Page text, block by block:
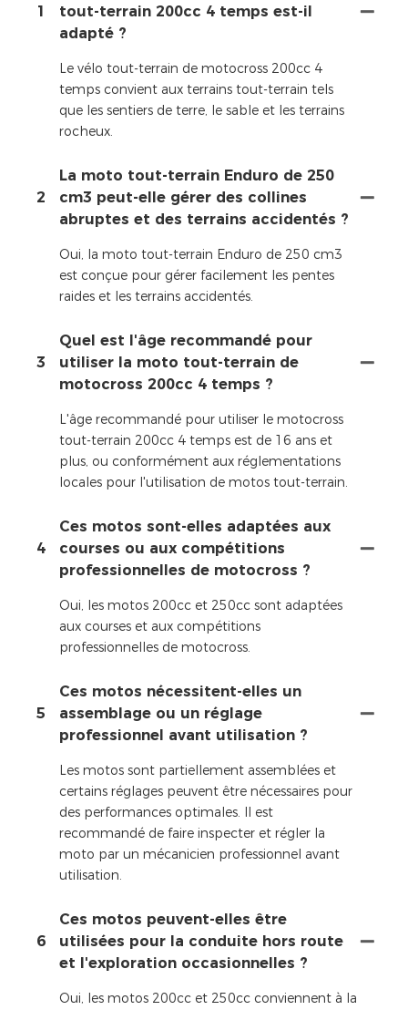
1
tout-terrain 200cc 4 temps est-il
adapté ?
Le vélo tout-terrain de motocross 200cc 4
temps convient aux terrains tout-terrain tels
que les sentiers de terre, le sable et les terrains
rocheux.
2
La moto tout-terrain Enduro de 250
cm3 peut-elle gérer des collines
abruptes et des terrains accidentés ?
Oui, la moto tout-terrain Enduro de 250 cm3
est conçue pour gérer facilement les pentes
raides et les terrains accidentés.
3
Quel est l'âge recommandé pour
utiliser la moto tout-terrain de
motocross 200cc 4 temps ?
L'âge recommandé pour utiliser le motocross
tout-terrain 200cc 4 temps est de 16 ans et
plus, ou conformément aux réglementations
locales pour l'utilisation de motos tout-terrain.
4
Ces motos sont-elles adaptées aux
courses ou aux compétitions
professionnelles de motocross ?
Oui, les motos 200cc et 250cc sont adaptées
aux courses et aux compétitions
professionnelles de motocross.
5
Ces motos nécessitent-elles un
assemblage ou un réglage
professionnel avant utilisation ?
Les motos sont partiellement assemblées et
certains réglages peuvent être nécessaires pour
des performances optimales. Il est
recommandé de faire inspecter et régler la
moto par un mécanicien professionnel avant
utilisation.
6
Ces motos peuvent-elles être
utilisées pour la conduite hors route
et l'exploration occasionnelles ?
Oui, les motos 200cc et 250cc conviennent à la